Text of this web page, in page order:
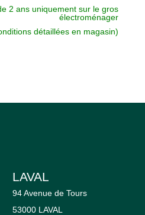
2 ans uniquement sur le gros
électroménager
détaillées en magasin)
LAVAL
94 Avenue de Tours
53000 LAVAL